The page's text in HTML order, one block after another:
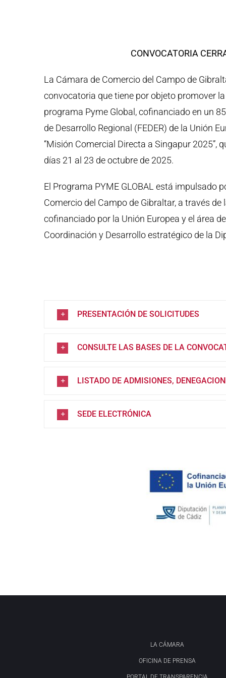
CONVOCATORIA
La Cámara de Comercio del Campo de
convocatoria que tiene por objeto promover
programa Pyme Global, cofinanciado en un
de Desarrollo Regional (FEDER) de la Unión
“Misión Comercial Directa a Singapur 2025”,
días 21 al 23 de octubre de 2025.
El Programa PYME GLOBAL está impulsado
Comercio del Campo de Gibraltar, a través de
cofinanciado por la Unión Europea y el área
Coordinación y Desarrollo estratégico de la
PRESENTACIÓN DE SOLICITUDES
CONSULTE LAS BASES DE LA
LISTADO DE ADMISIONES,
SEDE ELECTRÓNICA
LA CÁMARA
OFICINA DE PRENSA